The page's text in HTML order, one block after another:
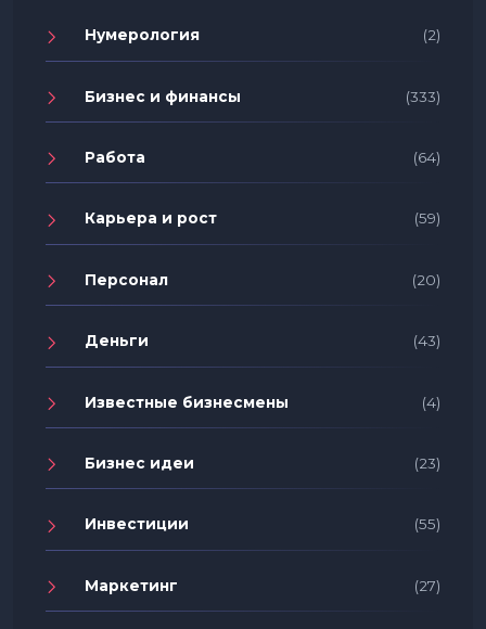
Нумерология (2)
Бизнес и финансы (333)
Работа (64)
Карьера и рост (59)
Персонал (20)
Деньги (43)
Известные бизнесмены (4)
Бизнес идеи (23)
Инвестиции (55)
Маркетинг (27)